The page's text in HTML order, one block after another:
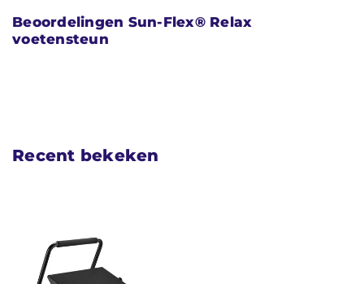
Beoordelingen Sun-Flex® Relax
voetensteun
Recent bekeken